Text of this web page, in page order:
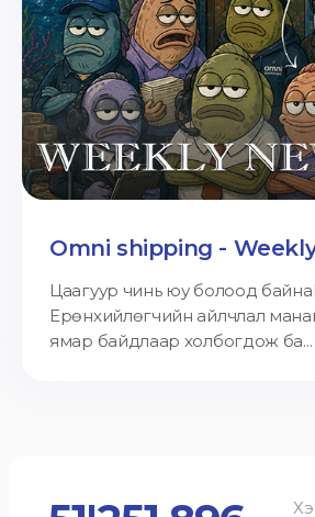
Omni shipping -
Цаагуур чинь юу болоод
Ерөнхийлөгчийн айлчлал
ямар байдлаар холбогдож ба...